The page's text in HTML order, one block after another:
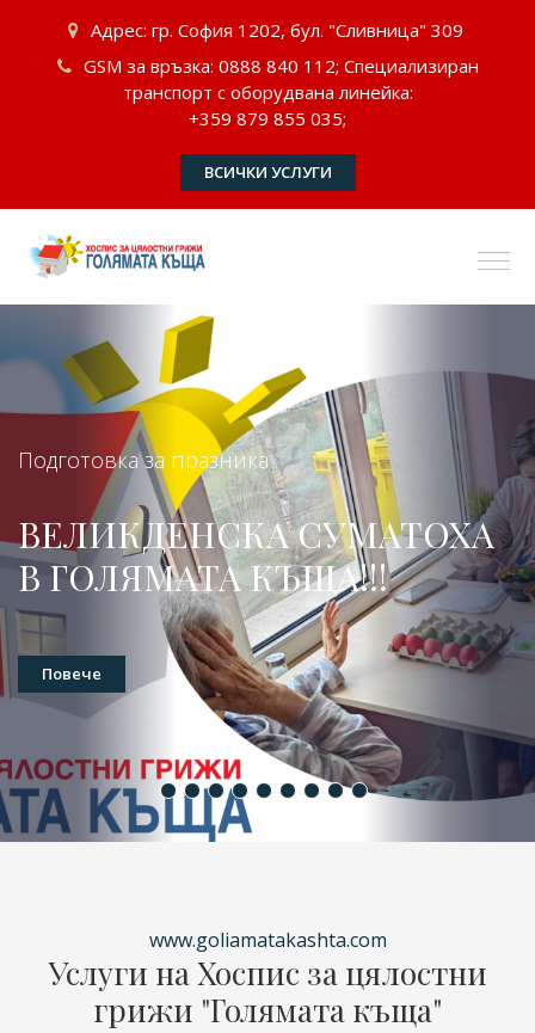
Адрес: гр. София 1202, бул. "Сливница" 309
GSM за връзка: 0888 840 112; Специализиран
транспорт с оборудвана линейка:
+359 879 855 035;
ВСИЧКИ УСЛУГИ
Подготовка за празника
ВЕЛИКДЕНСКА СУМАТОХА
В ГОЛЯМАТА КЪЩА!!!
Повече
www.goliamatakashta.com
Услуги на Хоспис за цялостни
грижи "Голямата къща"